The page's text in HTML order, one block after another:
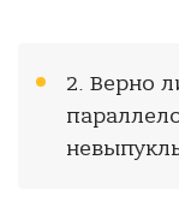
2. Верно